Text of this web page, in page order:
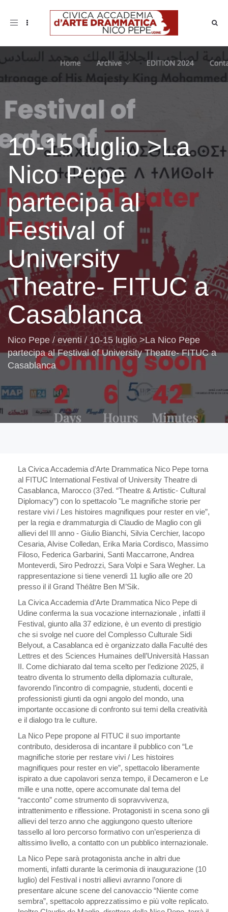
Toggle
10-15 luglio >La
Nico Pepe
partecipa al
Festival of
University
Theatre- FITUC a
Casablanca
Nico Pepe / eventi / 10-15 luglio >La Nico Pepe
partecipa al Festival of University Theatre- FITUC a
Casablanca
La Civica Accademia d’Arte Drammatica Nico Pepe torna
al FITUC International Festival of University Theatre di
Casablanca, Marocco (37ed. “Theatre & Artistic- Cultural
Diplomacy”) con lo spettacolo "Le magnifiche storie per
restare vivi / Les histoires magnifiques pour rester en vie”,
per la regia e drammaturgia di Claudio de Maglio con gli
allievi del III anno - Giulio Bianchi, Silvia Cerchier, Iacopo
Cesaria, Alvise Colledan, Erika Maria Cordisco, Massimo
Filoso, Federica Garbarini, Santi Maccarrone, Andrea
Monteverdi, Siro Pedrozzi, Sara Volpi e Sara Wegher. La
rappresentazione si tiene venerdì 11 luglio alle ore 20
presso il il Grand Théâtre Ben M’Sik.
La Civica Accademia d’Arte Drammatica Nico Pepe di
Udine conferma la sua vocazione internazionale , infatti il
Festival, giunto alla 37 edizione, è un evento di prestigio
che si svolge nel cuore del Complesso Culturale Sidi
Belyout, a Casablanca ed è organizzato dalla Faculté des
Lettres et des Sciences Humaines dell’Università Hassan
II. Come dichiarato dal tema scelto per l’edizione 2025, il
teatro diventa lo strumento della diplomazia culturale,
favorendo l’incontro di compagnie, studenti, docenti e
professionisti giunti da ogni angolo del mondo, una
importante occasione di confronto sui temi della creatività
e il dialogo tra le culture.
La Nico Pepe propone al FITUC il suo importante
contributo, desiderosa di incantare il pubblico con “Le
magnifiche storie per restare vivi / Les histoires
magnifiques pour rester en vie”, spettacolo liberamente
ispirato a due capolavori senza tempo, il Decameron e Le
mille e una notte, opere accomunate dal tema del
“racconto” come strumento di sopravvivenza,
intrattenimento e riflessione. Protagonisti in scena sono gli
allievi del terzo anno che aggiungono questo ulteriore
tassello al loro percorso formativo con un’esperienza di
altissimo livello, a contatto con un pubblico internazionale.
La Nico Pepe sarà protagonista anche in altri due
momenti, infatti durante la cerimonia di inaugurazione (10
luglio) del Festival i nostri allievi avranno l’onore di
presentare alcune scene del canovaccio “Niente come
sembra”, spettacolo apprezzatissimo e più volte replicato.